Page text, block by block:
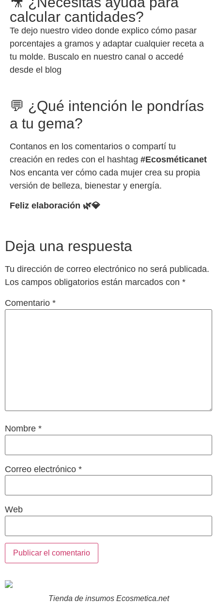
calcular cantidades?
Te dejo nuestro video donde explico cómo pasar
porcentajes a gramos y adaptar cualquier receta a
tu molde. Buscalo en nuestro canal o accedé
desde el blog
💬 ¿Qué intención le pondrías
a tu gema?
Contanos en los comentarios o compartí tu
creación en redes con el hashtag #Ecosméticanet
Nos encanta ver cómo cada mujer crea su propia
versión de belleza, bienestar y energía.
Feliz elaboración 🌿💎
Deja una respuesta
Tu dirección de correo electrónico no será publicada.
Los campos obligatorios están marcados con *
Comentario *
Nombre *
Correo electrónico *
Web
Tienda de insumos Ecosmetica.net